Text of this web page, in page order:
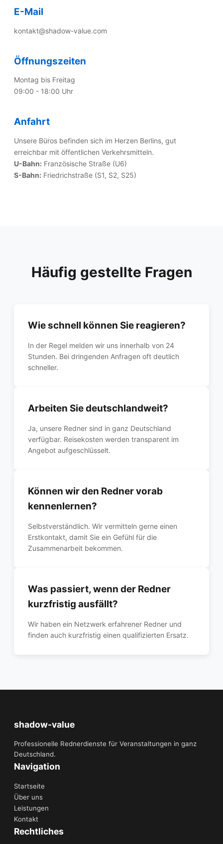
E-Mail
kontakt@shadow-value.com
Öffnungszeiten
Montag bis Freitag
09:00 - 18:00 Uhr
Anfahrt
Unsere Büros befinden sich im Herzen Berlins, gut
erreichbar mit öffentlichen Verkehrsmitteln.
U-Bahn: Französische Straße (U6)
S-Bahn: Friedrichstraße (S1, S2, S25)
Häufig gestellte Fragen
Wie schnell können Sie reagieren?
In der Regel melden wir uns innerhalb von 24
Stunden. Bei dringenden Anfragen oft deutlich
schneller.
Arbeiten Sie deutschlandweit?
Ja, unsere Redner sind in ganz Deutschland
verfügbar. Reisekosten werden transparent im
Angebot aufgeschlüsselt.
Können wir den Redner vorab
kennenlernen?
Selbstverständlich. Wir vermitteln gerne einen
Erstkontakt, damit Sie ein Gefühl für die
Zusammenarbeit bekommen.
Was passiert, wenn der Redner
kurzfristig ausfällt?
Wir haben ein Netzwerk erfahrener Redner und
finden auch kurzfristig einen qualifizierten Ersatz.
shadow-value
Professionelle Rednerdienste für Veranstaltungen in ganz
Deutschland.
Navigation
Startseite
Über uns
Leistungen
Kontakt
Rechtliches